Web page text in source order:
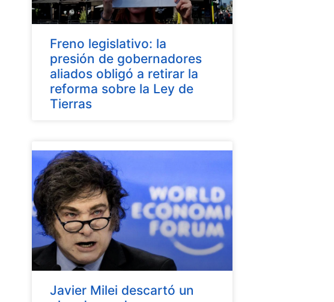
Freno legislativo: la
presión de gobernadores
aliados obligó a retirar la
reforma sobre la Ley de
Tierras
Javier Milei descartó un